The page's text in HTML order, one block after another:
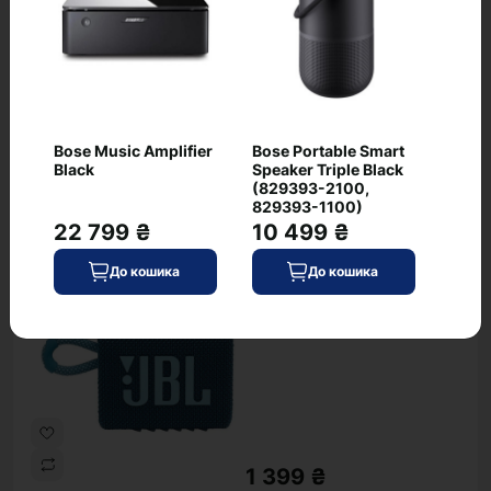
1 459 ₴
До кошика
JBL GO 3 Blue
(JBLGO3BLU)
0
1 399 ₴
Bose Music Amplifier
Black
22 799 ₴
До кошика
Bose Portable Smart
Speaker Triple Black
(829393-2100,
829393-1100)
10 499 ₴
До кошика